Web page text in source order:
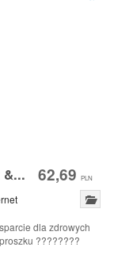
62,69 PLN
dla zdrowych
????????